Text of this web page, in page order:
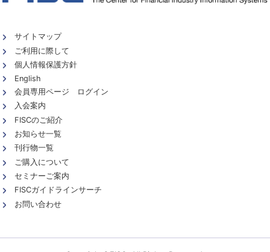
サイトマップ
ご利用に際して
個人情報保護方針
English
会員専用ページ ログイン
入会案内
FISCのご紹介
お知らせ一覧
刊行物一覧
ご購入について
セミナーご案内
FISCガイドラインサーチ
お問い合わせ